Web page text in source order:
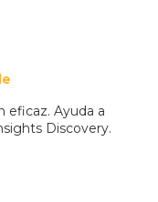
eficaz. Ayuda a
Discovery.